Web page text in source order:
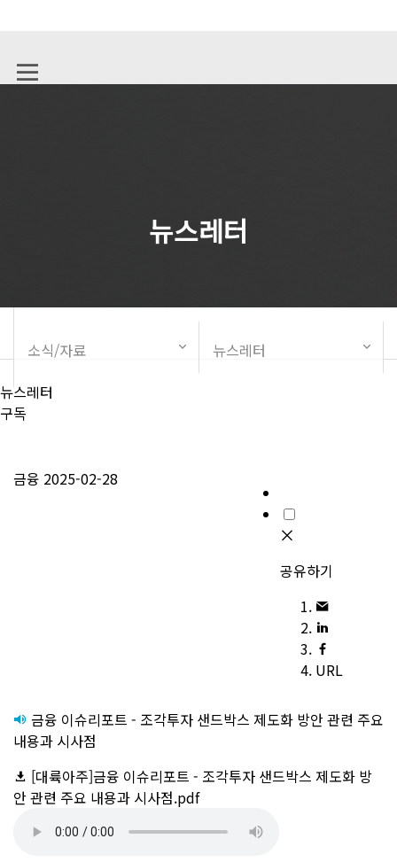
뉴스레터
소식/자료
뉴스레터
뉴스레터
구독
금융 2025-02-28
공유하기
URL
금융 이슈리포트 - 조각투자 샌드박스 제도화 방안 관련 주요
내용과 시사점
[대륙아주]금융 이슈리포트 - 조각투자 샌드박스 제도화 방
안 관련 주요 내용과 시사점.pdf